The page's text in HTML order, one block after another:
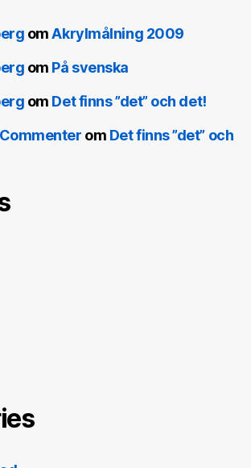
omAkrylmålning 2009
om På svenska
om Det finns ”det” och det!
om Det finns ”det” och